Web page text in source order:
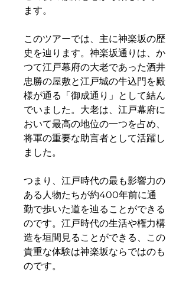
ます。
このツアーでは、主に神楽坂の歴
史を辿ります。神楽坂通りは、か
つて江戸幕府の大老であった酒井
忠勝の屋敷と江戸城の牛込門を殿
様が通る「御成通り」として結ん
でいました。大老は、江戸幕府に
おいて最高の地位の一つを占め、
将軍の重要な助言者として活躍し
ました。
つまり、江戸時代の最も影響力の
ある人物たちが約400年前に通
勤で歩いた道を辿ることができる
のです。江戸時代の生活や権力構
造を垣間見ることができる、この
貴重な体験は神楽坂ならではのも
のです。